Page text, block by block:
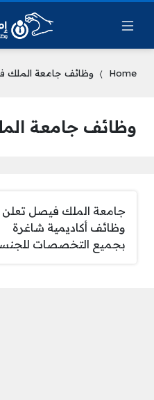
Home وظائف جامعة الملك
وظائف جامعة
جامعة الملك فيصل
وظائف أكاديمية شاغرة
بجميع التخصصات